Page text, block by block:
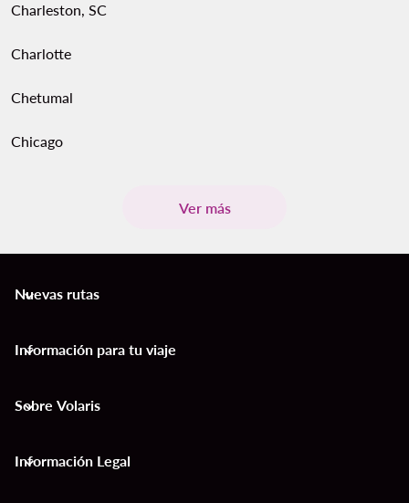
Charleston, SC
Charlotte
Chetumal
Chicago
Ver más
Nuevas rutas
keyboard_arrow_down
Información para tu viaje
keyboard_arrow_down
Sobre Volaris
keyboard_arrow_down
Información Legal
keyboard_arrow_down